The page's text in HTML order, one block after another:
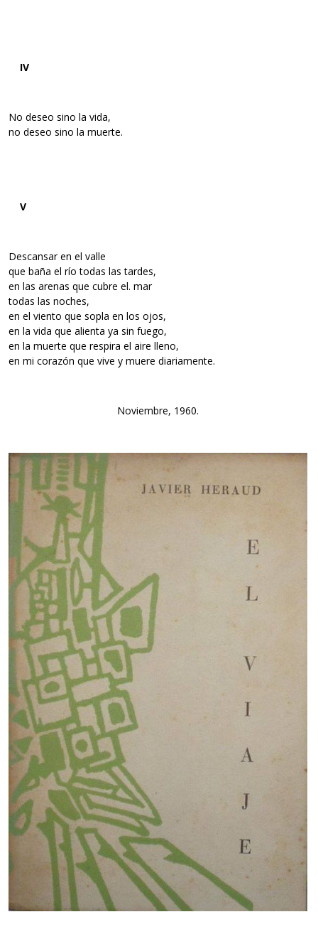
IV
No deseo sino la vida,
no deseo sino la muerte.
V
Descansar en el valle
que baña el río todas las tardes,
en las arenas que cubre el. mar
todas las noches,
en el viento que sopla en los ojos,
en la vida que alienta ya sin fuego,
en la muerte que respira el aire lleno,
en mi corazón que vive y muere diariamente.
Noviembre, 1960.